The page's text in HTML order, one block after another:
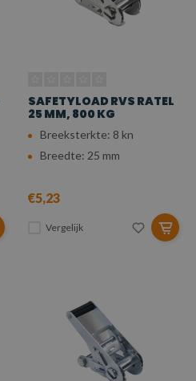
SAFETYLOAD RVS RATEL
25 MM, 800 KG
Breeksterkte: 8 kn
Breedte: 25 mm
€5,23
Vergelijk